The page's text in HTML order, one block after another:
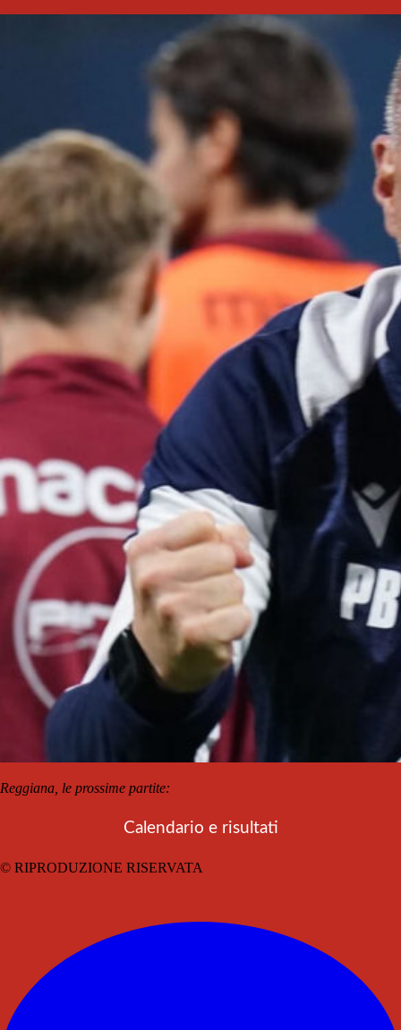
Reggiana, le prossime partite:
Calendario e risultati
© RIPRODUZIONE RISERVATA